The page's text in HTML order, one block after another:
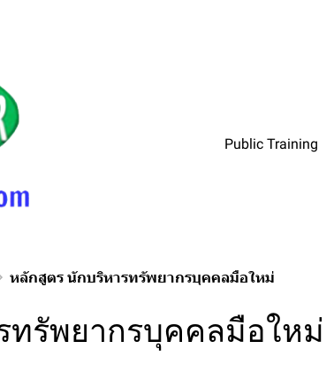
Public Training
หลักสูตร นักบริหารทรัพยากรบุคคลมือใหม่
รัพยากรบุคคลมือใหม่